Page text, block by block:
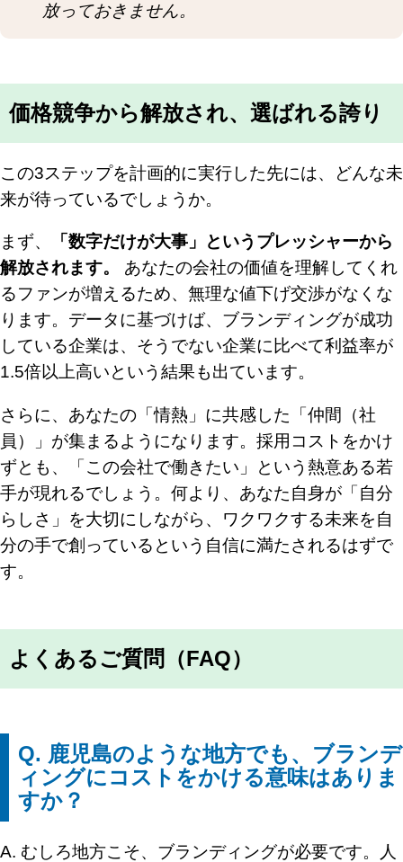
放っておきません。
価格競争から解放され、選ばれる誇り
この3ステップを計画的に実行した先には、どんな未
来が待っているでしょうか。
まず、
「数字だけが大事」というプレッシャーから
解放されます。
あなたの会社の価値を理解してくれ
るファンが増えるため、無理な値下げ交渉がなくな
ります。データに基づけば、ブランディングが成功
している企業は、そうでない企業に比べて利益率が
1.5倍以上高いという結果も出ています。
さらに、あなたの「情熱」に共感した「仲間（社
員）」が集まるようになります。採用コストをかけ
ずとも、「この会社で働きたい」という熱意ある若
手が現れるでしょう。何より、あなた自身が「自分
らしさ」を大切にしながら、ワクワクする未来を自
分の手で創っているという自信に満たされるはずで
す。
よくあるご質問（FAQ）
Q. 鹿児島のような地方でも、ブランデ
ィングにコストをかける意味はありま
すか？
A. むしろ地方こそ、ブランディングが必要です。人